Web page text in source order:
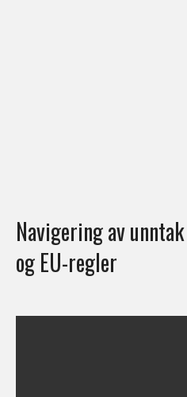
Navigering av
og EU-regler